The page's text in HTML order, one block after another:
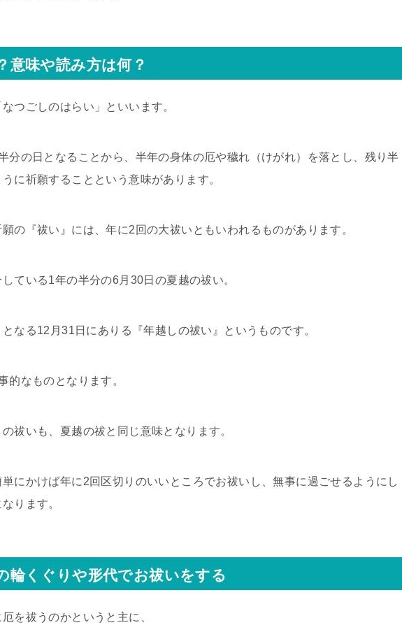
意味や読み方は何？
つごしのはらい」といいます。
分の日となることから、半年の身体の厄や穢れ（けがれ）を落とし、残り半
に祈願することという意味があります。
の『祓い』には、年に2回の大祓いともいわれるものがあります。
ている1年の半分の6月30日の夏越の祓い。
なる12月31日にありる『年越しの祓い』というものです。
的なものとなります。
祓いも、夏越の祓と同じ意味となります。
にかけば年に2回区切りのいいところでお祓いし、無事に過ごせるようにし
ります。
輪くぐりや形代でお祓いをする
を祓うのかというと主に、